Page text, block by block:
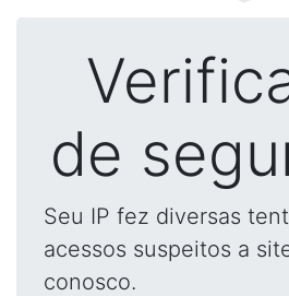
de
Seu IP fez diversas
acessos suspeitos a
conosco.